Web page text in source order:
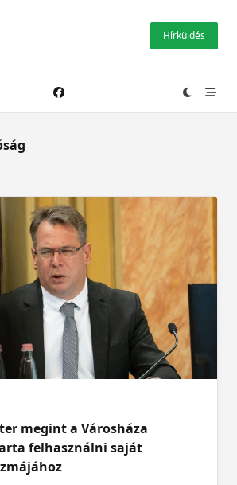
Hírküldés
megint a Városháza
felhasználni saját